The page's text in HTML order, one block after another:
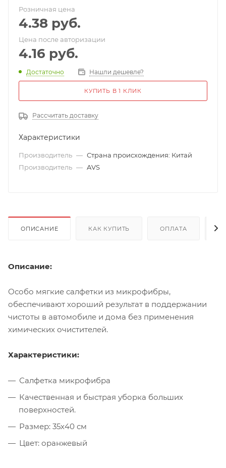
Розничная цена
4.38 руб.
Цена после авторизации
4.16 руб.
Достаточно Нашли дешевле?
КУПИТЬ В 1 КЛИК
Рассчитать доставку
Характеристики
Производитель — Страна происхождения: Китай
Производитель — AVS
ОПИСАНИЕ КАК КУПИТЬ ОПЛАТА
Описание:
Особо мягкие салфетки из микрофибры,
обеспечивают хороший результат в поддержании
чистоты в автомобиле и дома без применения
химических очистителей.
Характеристики:
Салфетка микрофибра
Качественная и быстрая уборка больших
поверхностей.
Размер: 35х40 см
Цвет: оранжевый